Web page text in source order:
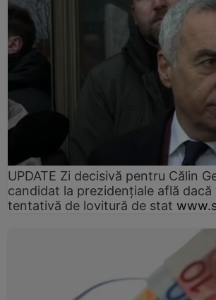
UPDATE Zi decisivă pentru Călin
candidat la prezidențiale află
tentativă de lovitură de stat